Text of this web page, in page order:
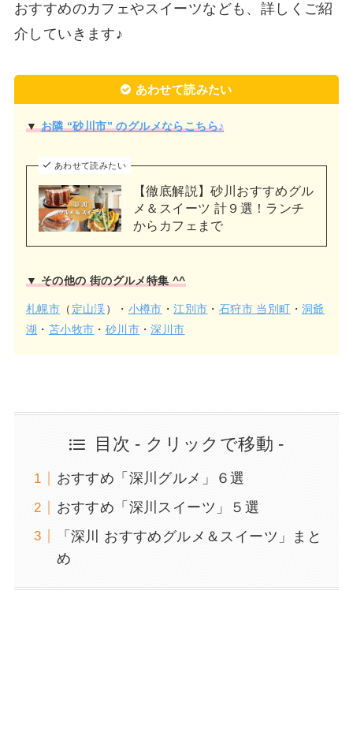
おすすめのカフェやスイーツなども、詳しくご紹
介していきます♪
あわせて読みたい
▼お隣 “砂川市” のグルメならこちら♪
あわせて読みたい
【徹底解説】砂川おすすめグル
メ＆スイーツ 計９選！ランチ
からカフェまで
▼ その他の 街のグルメ特集 ^^
札幌市 （ 定山渓 ）・ 小樽市 ・江別市 ・ 石狩市 当別町 ・洞爺
湖 ・ 苫小牧市 ・ 砂川市・深川市
目次 - クリックで移動 -
おすすめ「深川グルメ」６選
おすすめ「深川スイーツ」５選
「深川 おすすめグルメ＆スイーツ」まと
め